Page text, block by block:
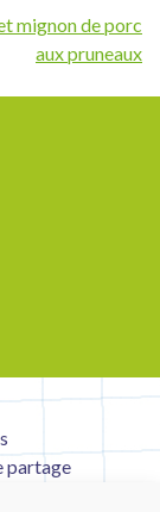
mignon de porc
aux pruneaux
partage